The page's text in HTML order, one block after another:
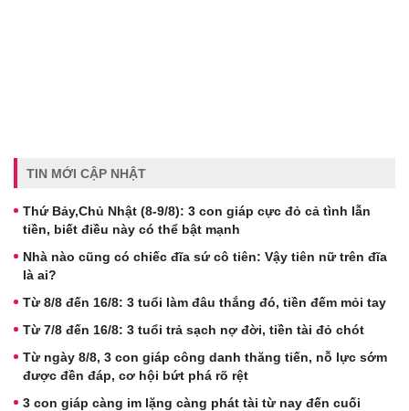
TIN MỚI CẬP NHẬT
Thứ Bảy,Chủ Nhật (8-9/8): 3 con giáp cực đỏ cả tình lẫn
tiền, biết điều này có thể bật mạnh
Nhà nào cũng có chiếc đĩa sứ cô tiên: Vậy tiên nữ trên đĩa
là ai?
Từ 8/8 đến 16/8: 3 tuổi làm đâu thắng đó, tiền đếm mỏi tay
Từ 7/8 đến 16/8: 3 tuổi trả sạch nợ đời, tiền tài đỏ chót
Từ ngày 8/8, 3 con giáp công danh thăng tiến, nỗ lực sớm
được đền đáp, cơ hội bứt phá rõ rệt
3 con giáp càng im lặng càng phát tài từ nay đến cuối